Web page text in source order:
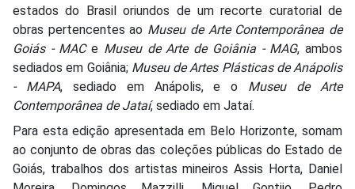
estados do Brasil oriundos de um recorte curatorial de
obras pertencentes ao Museu de Arte Contemporânea de
Goiás - MACe Museu de Arte de Goiânia - MAG, ambos
sediados em Goiânia; Museu de Artes Plásticas de Anápolis
- MAPA, sediado em Anápolis, e o Museu de Arte
Contemporânea de Jataí, sediado em Jataí.
Para esta edição apresentada em Belo Horizonte, somam
ao conjunto de obras das coleções públicas do Estado de
Goiás, trabalhos dos artistas mineiros Assis Horta, Daniel